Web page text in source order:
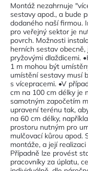
Montáž nezahrnuje
sestavy apod., a bude
dodaného naší firmou.
pro veřejný sektor je
povrch. Možnosti
herních sestav
pryžovými dlaždicemi.
1 m mohou být
umístění sestavy musí
s vícepracemi. •V
cm na 100 cm délky je
samotným započetím
upravení terénu tak,
na 60 cm délky,
prostoru nutným pro
mulčovací kůrou apod.
montáže, a její
Případně lze provést
pracovníky za úplatu,